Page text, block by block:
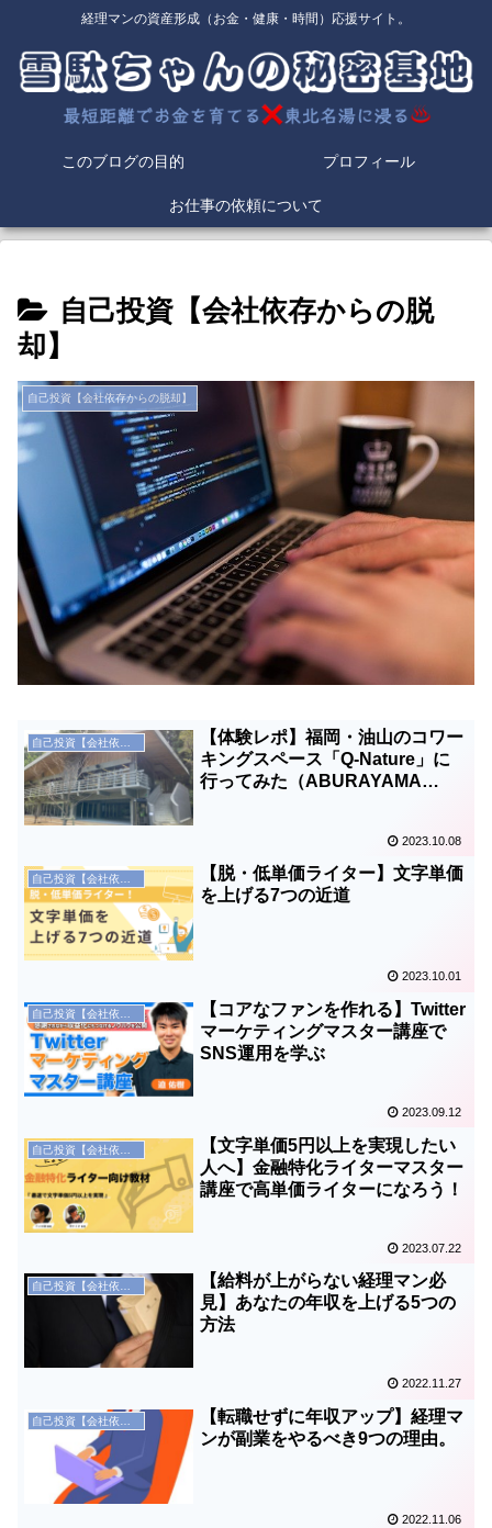
経理マンの資産形成（お金・健康・時間）応援サイト。
このブログの目的 プロフィール
お仕事の依頼について
自己投資【会社依存からの脱
却】
自己投資【会社依存からの脱却】
【体験レポ】福岡・油山のコワー
キングスペース「Q-Nature」に
行ってみた（ABURAYAMA
2023.10.08
【脱・低単価ライター】文字単価
を上げる7つの近道
2023.10.01
自己投資【会社依存からの脱却】
【コアなファンを作れる】Twitter
マーケティングマスター講座で
SNS運用を学ぶ
2023.09.12
【文字単価5円以上を実現したい
人へ】金融特化ライターマスター
講座で高単価ライターになろう！
2023.07.22
【給料が上がらない経理マン必
見】あなたの年収を上げる5つの
方法
2022.11.27
自己投資【会社依存からの脱却】
【転職せずに年収アップ】経理マ
ンが副業をやるべき9つの理由。
2022.11.06